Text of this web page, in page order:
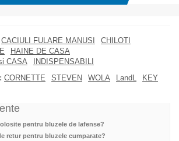
CACIULI FULARE MANUSI
CHILOTI
HAINE DE CASA
CASA
INDISPENSABILI
CORNETTE STEVEN WOLA LandL
KEY
pentru bluzele de lafense?
retur pentru bluzele cumparate?